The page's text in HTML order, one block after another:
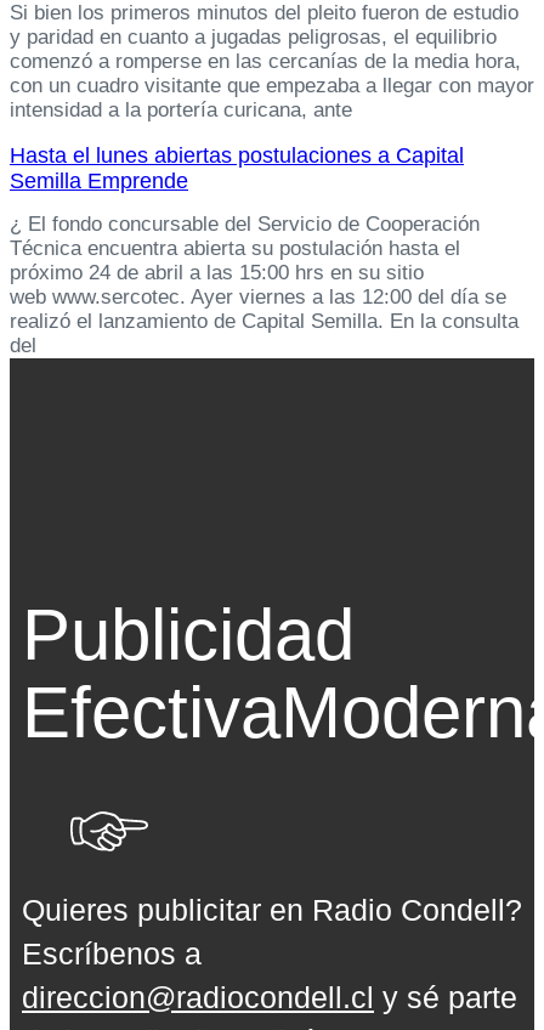
Si bien los primeros minutos del pleito fueron de estudio
y paridad en cuanto a jugadas peligrosas, el equilibrio
comenzó a romperse en las cercanías de la media hora,
con un cuadro visitante que empezaba a llegar con mayor
intensidad a la portería curicana, ante
Hasta el lunes abiertas postulaciones a Capital
Semilla Emprende
¿ El fondo concursable del Servicio de Cooperación
Técnica encuentra abierta su postulación hasta el
próximo 24 de abril a las 15:00 hrs en su sitio
web www.sercotec. Ayer viernes a las 12:00 del día se
realizó el lanzamiento de Capital Semilla. En la consulta
del
Publicidad
Efectiva
Quieres publicitar en Radio Condell?
Escríbenos a
direccion@radiocondell.cl y sé parte